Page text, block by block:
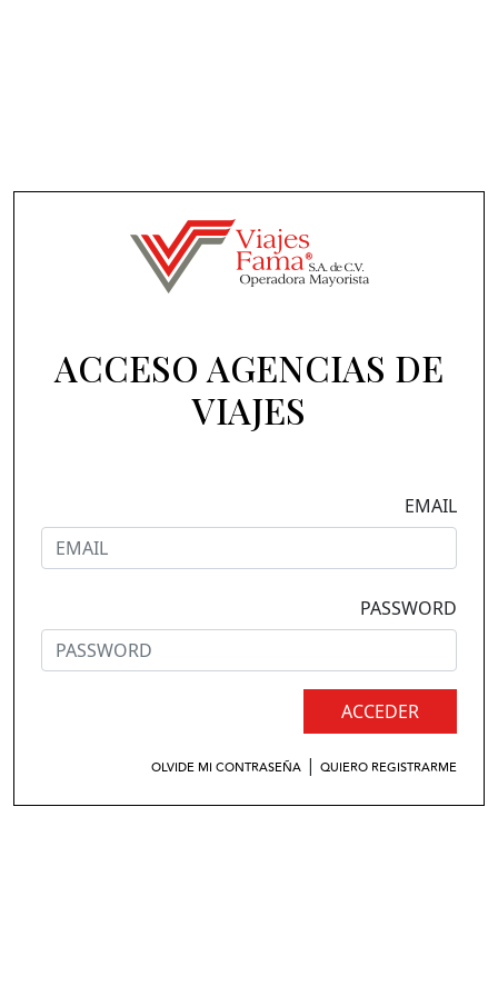
ACCESO AGENCIAS DE
VIAJES
EMAIL
PASSWORD
ACCEDER
OLVIDE MI CONTRASEÑA | QUIERO REGISTRARME